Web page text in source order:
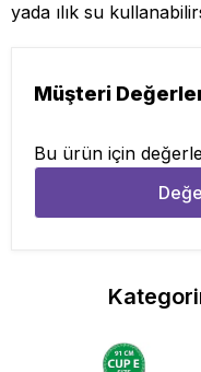
yada ılık su
Müşteri
Bu ürün için